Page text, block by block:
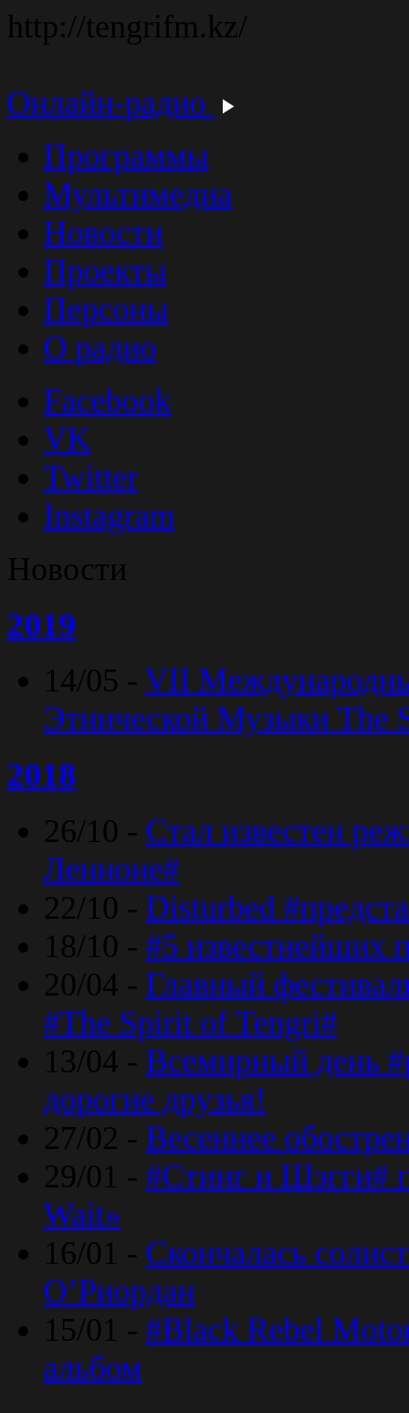
http://tengrifm.kz/
Онлайн-радио
Программы
Мультимедиа
Новости
Проекты
Персоны
О радио
Facebook
VK
Twitter
Instagram
Новости
2019
14/05 - VII
Этнической Музыки The
2018
26/10 - Стал известен
Ленноне#
22/10 - Disturbed
18/10 - #5 известнейших
20/04 - Главный
#The Spirit of Tengri#
13/04 - Всемирный день
дорогие друзья!
27/02 - Весеннее
29/01 - #Стинг и Шэгги#
Wait»
16/01 - Скончалась
O’Риордан
15/01 - #Black Rebel
альбом